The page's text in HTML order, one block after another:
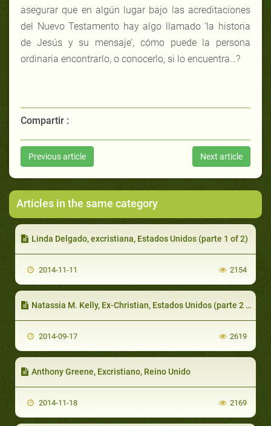
asegurar que en algún lugar bajo las acreditaciones
del Nuevo Testamento hay algo llamado ‘la historia
de Jesús y su mensaje’, cómo puede la persona
ordinaria encontrarlo, o conocerlo, si lo encuentra…?
Compartir :
Previous article Next article
Articles in the same category
Linda Delgado, excristiana, Estados Unidos (parte 1 of 2)
2014-11-11 2154
Natassia M. Kelly, Ex-Christian, Estados Unidos (parte 2 de 2)
2014-09-17 2619
Anthony Greene, Excristiano, Reino Unido
2014-11-18 2169